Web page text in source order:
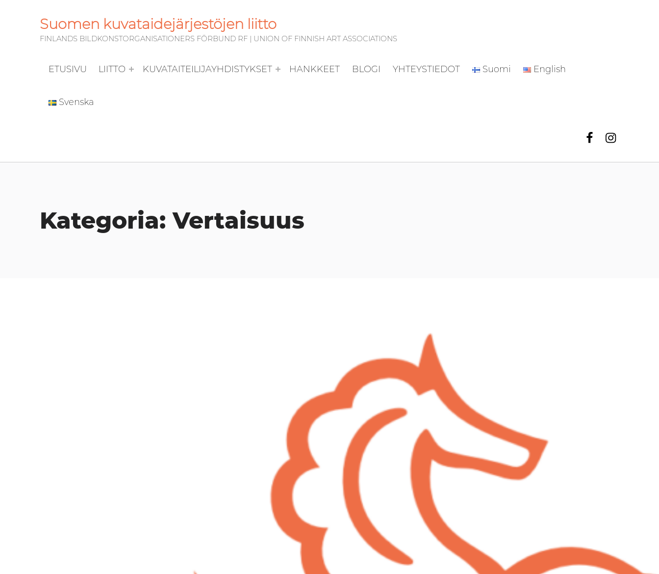
Suomen kuvataidejärjestöjen liitto
FINLANDS BILDKONSTORGANISATIONERS FÖRBUND RF | UNION OF FINNISH ART ASSOCIATIONS
ETUSIVU LIITTO KUVATAITEILIJAYHDISTYKSET HANKKEET BLOGI YHTEYSTIEDOT Suomi English
Svenska
Kategoria:Vertaisuus